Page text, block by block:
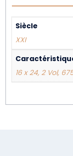
Siècle
XXI
16 x 24, 2 Vol,